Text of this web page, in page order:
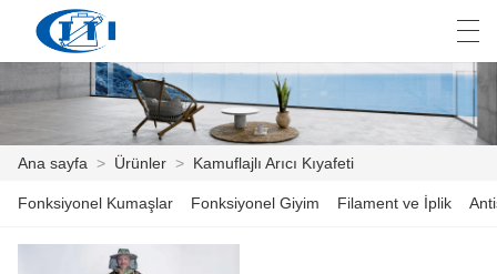
ANA SAYFA
العربية česky Deutsch
Ana sayfa > Ürünler > Kamuflajlı Arıcı Kıyafeti
Fonksiyonel Kumaşlar Fonksiyonel Giyim Filament ve İplik